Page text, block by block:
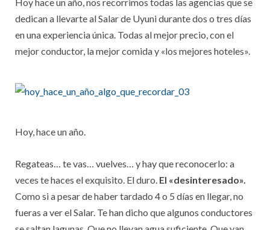
dedican a llevarte al Salar de Uyuni durante dos o tres días
en una experiencia única. Todas al mejor precio, con el
mejor conductor, la mejor comida y «los mejores hoteles».
Hoy, hace un año.
Regateas… te vas… vuelves… y hay que reconocerlo: a
veces te haces el exquisito. El duro. El «desinteresado».
Como si a pesar de haber tardado 4 o 5 días en llegar, no
fueras a ver el Salar. Te han dicho que algunos conductores